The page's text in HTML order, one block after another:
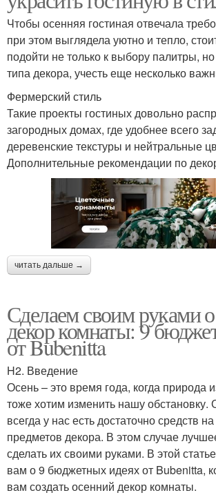
Чтобы осенняя гостиная отвечала
при этом выглядела уютно и тепло,
подойти не только к выбору палитры,
типа декора, учесть еще несколько
Фермерский стиль
Такие проекты гостиных довольно
загородных домах, где удобнее всего
деревенские текстуры и нейтральные
Дополнительные рекомендации по
читать дальше →
Сделаем своим руками
декор комнаты: 9
от Bubenitta
H2. Введение
Осень – это время года, когда природа
тоже хотим изменить нашу обстановку.
всегда у нас есть достаточно средств
предметов декора. В этом случае
сделать их своими руками. В этой
вам о 9 бюджетных идеях от Bubenitta,
вам создать осенний декор комнаты.